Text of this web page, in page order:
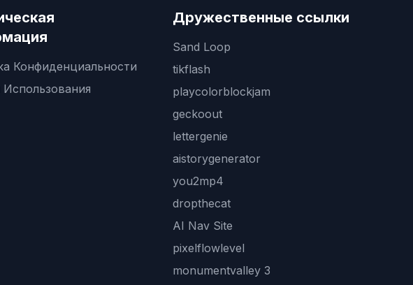
Конфиденциальности
Использования
Дружественные ссылки
Sand Loop
tikflash
playcolorblockjam
geckoout
lettergenie
aistorygenerator
you2mp4
dropthecat
AI Nav Site
pixelflowlevel
monumentvalley 3